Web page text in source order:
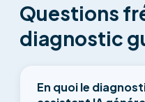
Questions
diagnostic
En quoi le